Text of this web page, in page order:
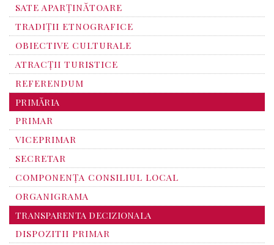
SATE APARȚINĂTOARE
TRADIȚII ETNOGRAFICE
OBIECTIVE CULTURALE
ATRACȚII TURISTICE
REFERENDUM
PRIMĂRIA
PRIMAR
VICEPRIMAR
SECRETAR
COMPONENȚA CONSILIUL LOCAL
ORGANIGRAMA
TRANSPARENTA DECIZIONALA
DISPOZITII PRIMAR